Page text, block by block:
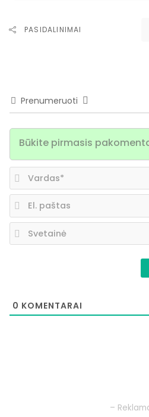
PASIDALINIMAI
Prenumeruoti
0 KOMENTARAI
–